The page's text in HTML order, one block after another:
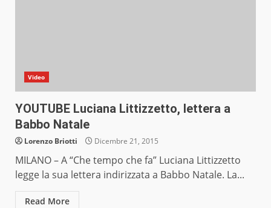
Video
YOUTUBE Luciana Littizzetto, lettera a
Babbo Natale
Lorenzo Briotti Dicembre 21, 2015
MILANO – A “Che tempo che fa” Luciana Littizzetto
legge la sua lettera indirizzata a Babbo Natale. La...
Read More